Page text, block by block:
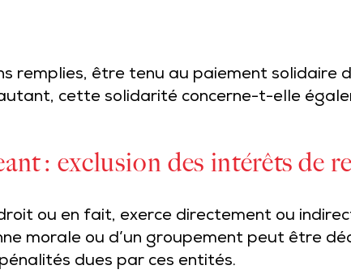
remplies, être tenu au paiement solidaire
cette solidarité concerne-t-elle
: exclusion des intérêts de
ou en fait, exerce directement ou
morale ou d’un groupement peut être
dues par ces entités.